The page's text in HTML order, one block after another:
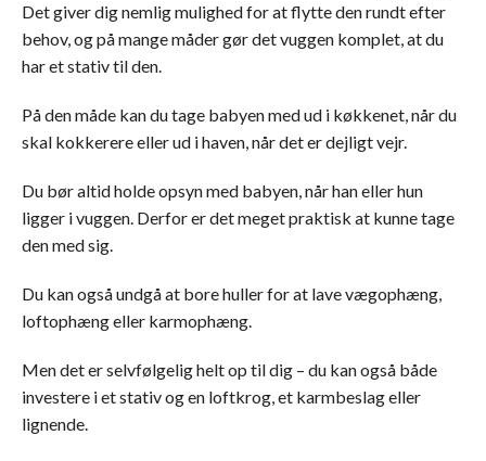
Det giver dig nemlig mulighed for at flytte den rundt efter
behov, og på mange måder gør det vuggen komplet, at du
har et stativ til den.
På den måde kan du tage babyen med ud i køkkenet, når du
skal kokkerere eller ud i haven, når det er dejligt vejr.
Du bør altid holde opsyn med babyen, når han eller hun
ligger i vuggen. Derfor er det meget praktisk at kunne tage
den med sig.
Du kan også undgå at bore huller for at lave vægophæng,
loftophæng eller karmophæng.
Men det er selvfølgelig helt op til dig – du kan også både
investere i et stativ og en loftkrog, et karmbeslag eller
lignende.